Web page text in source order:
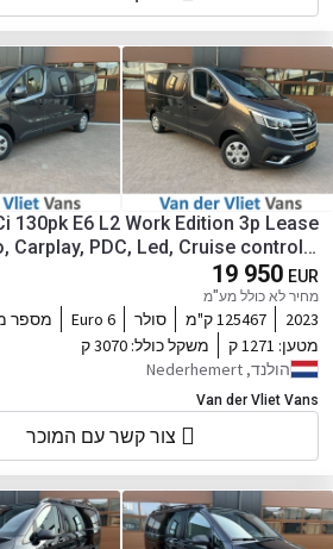
130pk E6 L2 Work Edition 3p Lease
Carplay, PDC, Led, Cruise controle,
Onderhoudshistorie aanwezig
19 950 EUR
מחיר לא כולל מע"מ
2023 125467 ק"מ סולר Euro 6 מספר
מטען: 1271 ק משקל כולל: 3070 ק
הולנד, Nederhemert
Van der Vliet Vans
צור קשר עם המוכר